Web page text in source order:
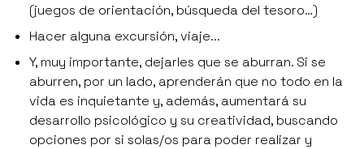
(juegos de orientación, búsqueda del tesoro…)
Hacer alguna excursión, viaje...
Y, muy importante, dejarles que se aburran. Si se
aburren, por un lado, aprenderán que no todo en la
vida es inquietante y, además, aumentará su
desarrollo psicológico y su creatividad, buscando
opciones por si solas/os para poder realizar y